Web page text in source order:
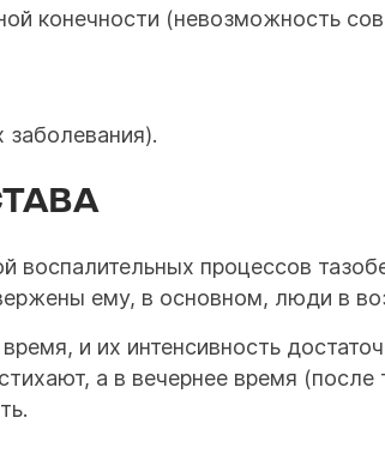
конечности (невозможность
заболевания).
воспалительных процессов
ему, в основном, люди в
и их интенсивность
а в вечернее время (после